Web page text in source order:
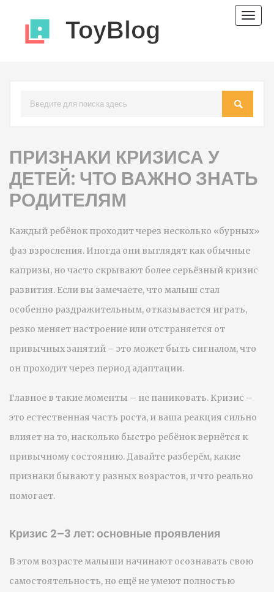
ПРИЗНАКИ КРИЗИСА У
ДЕТЕЙ: ЧТО ВАЖНО ЗНАТЬ
РОДИТЕЛЯМ
Каждый ребёнок проходит через несколько «бурных»
фаз взросления. Иногда они выглядят как обычные
капризы, но часто скрывают более серьёзный кризис
развития. Если вы замечаете, что малыш стал
особенно раздражительным, отказывается играть,
резко меняет настроение или отстраняется от
привычных занятий – это может быть сигналом, что
он проходит через период адаптации.
Главное в такие моменты – не паниковать. Кризис –
это естественная часть роста, и ваша реакция сильно
влияет на то, насколько быстро ребёнок вернётся к
привычному состоянию. Давайте разберём, какие
признаки бывают у разных возрастов, и что реально
помогает.
Кризис 2–3 лет: основные проявления
В этом возрасте малыши начинают осознавать свою
самостоятельность, но ещё не умеют полностью